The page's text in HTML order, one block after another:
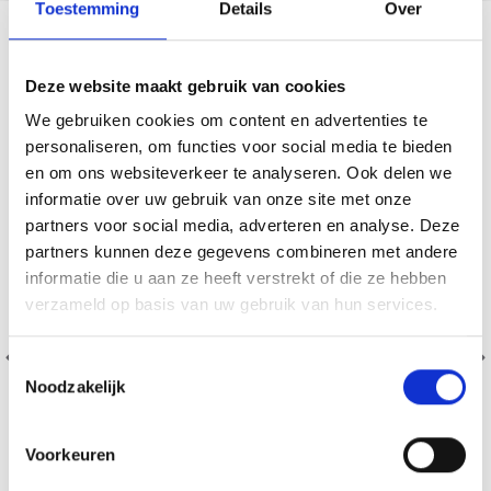
Toestemming Details Over
Deze website maakt gebruik van cookies
We gebruiken cookies om content en advertenties te
personaliseren, om functies voor social media te bieden
en om ons websiteverkeer te analyseren. Ook delen we
informatie over uw gebruik van onze site met onze
partners voor social media, adverteren en analyse. Deze
partners kunnen deze gegevens combineren met andere
informatie die u aan ze heeft verstrekt of die ze hebben
verzameld op basis van uw gebruik van hun services.
Toestemmingsselectie
Noodzakelijk
Voorkeuren
SIMILAIRE À CECI
26% de réduction